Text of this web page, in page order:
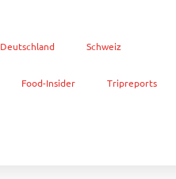
Deutschland Schweiz
Food-Insider Tripreports